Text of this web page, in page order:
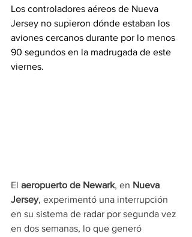
Los controladores aéreos de Nueva
Jersey no supieron dónde estaban los
aviones cercanos durante por lo menos
90 segundos en la madrugada de este
viernes.
El aeropuerto de Newark, en Nueva
Jersey, experimentó una interrupción
en su sistema de radar por segunda vez
en dos semanas, lo que generó